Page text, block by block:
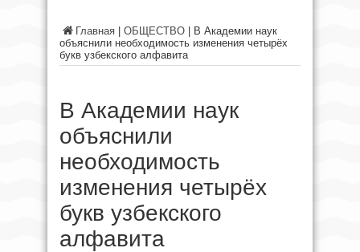
Главная ОБЩЕСТВО
В Академии наук
объяснили необходимость изменения четырёх
букв узбекского алфавита
В Академии наук
объяснили
необходимость
изменения четырёх
букв узбекского
алфавита